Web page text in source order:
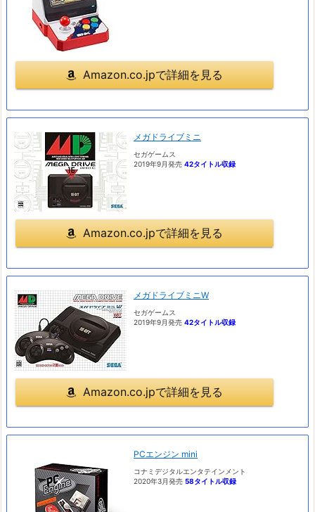
Amazon.co.jpで詳細を見る
メガドライブミニ
セガゲームス
2019年9月発売 42タイトル収録
Amazon.co.jpで詳細を見る
メガドライブミニW
セガゲームス
2019年9月発売 42タイトル収録
Amazon.co.jpで詳細を見る
PCエンジン mini
コナミデジタルエンタテインメント
2020年3月発売 58タイトル収録